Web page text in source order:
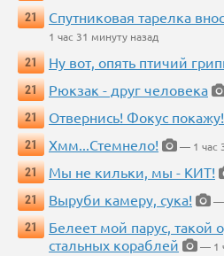
21
Спутниковая тарелка
1 час 31 минуту назад
21
Ну вот, опять птичий
21
Рюкзак - друг человека
21
Отвернись! Фокус покажу!
21
Хмм...Стемнело!
— 1 час
21
Мы не кильки, мы - КИТ!
21
Выруби камеру, сука!
—
21
Белеет мой парус, такой
стальных кораблей
— 1